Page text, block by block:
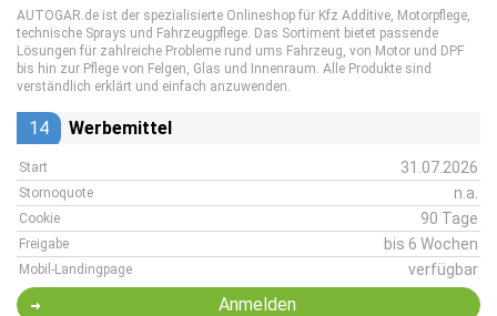
AUTOGAR.de ist der spezialisierte Onlineshop für Kfz Additive, Motorpflege,
technische Sprays und Fahrzeugpflege. Das Sortiment bietet passende
Lösungen für zahlreiche Probleme rund ums Fahrzeug, von Motor und DPF
bis hin zur Pflege von Felgen, Glas und Innenraum. Alle Produkte sind
verständlich erklärt und einfach anzuwenden.
14 Werbemittel
Start 31.07.2026
Stornoquote n.a.
Cookie 90 Tage
Freigabe bis 6 Wochen
Mobil-Landingpage verfügbar
Anmelden